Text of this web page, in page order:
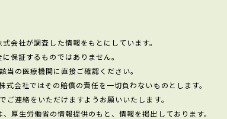
会社が調査した情報をもとにしています。
保証するものではありません。
の医療機関に直接ご確認ください。
会社ではその賠償の責任を一切負わないものとします。
連絡をいただけますようお願いいたします。
厚生労働省の情報提供のもと、情報を掲出しております。